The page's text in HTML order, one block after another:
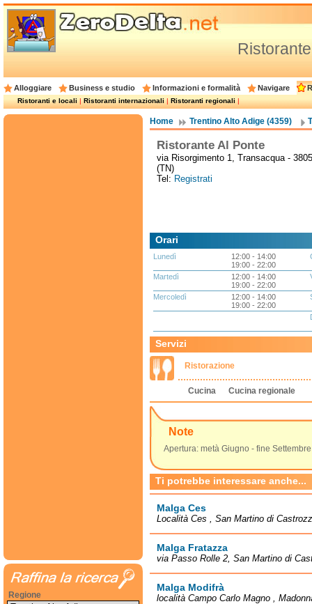
Alloggiare Business e studio Informazioni e formalità Navigare
Ristoranti e locali|Ristoranti internazionali|Ristoranti regionali|
Home Trentino Alto Adige (4359)
Ristorante Al Ponte
via Risorgimento 1, Transacqua -
(TN)
Tel: Registrati
Orari
Lunedì
12:00 - 14:00
19:00 - 22:00
Martedì
12:00 - 14:00
19:00 - 22:00
Mercoledì
12:00 - 14:00
19:00 - 22:00
Servizi
Ristorazione
Cucina Cucina regionale
Note
Apertura: metà Giugno - fine
Ti potrebbe interessare anche...
Malga Ces
Località Ces , San Martino di
Malga Fratazza
via Passo Rolle 2, San Martino di
Malga Modifrà
località Campo Carlo Magno ,
Regione